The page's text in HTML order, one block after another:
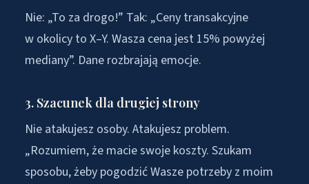
Nie: „To za drogo!” Tak: „Ceny transakcyjne
w okolicy to X–Y. Wasza cena jest 15% powyżej
mediany”. Dane rozbrajają emocje.
3. Szacunek dla drugiej strony
Nie atakujesz osoby. Atakujesz problem.
„Rozumiem, że macie swoje koszty. Szukam
sposobu, żeby pogodzić Wasze potrzeby z moim